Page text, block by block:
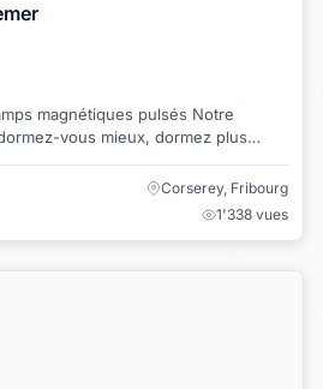
magnétiques pulsés Notre
Corserey, Fribourg
1'338 vues